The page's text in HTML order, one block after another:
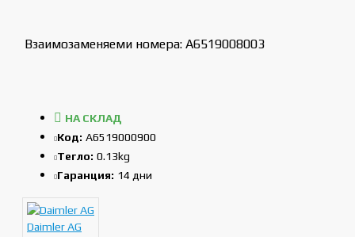
Взаимозаменяеми номера: A6519008003
НА СКЛАД
Код: A6519000900
Тегло: 0.13kg
Гаранция: 14 дни
Daimler AG